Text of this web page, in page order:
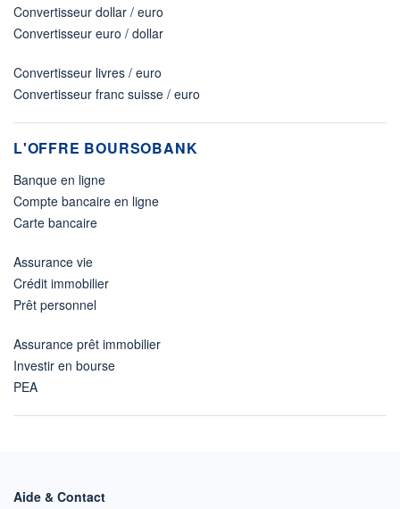
Convertisseur dollar / euro
Convertisseur euro / dollar
Convertisseur livres / euro
Convertisseur franc suisse / euro
L'OFFRE BOURSOBANK
Banque en ligne
Compte bancaire en ligne
Carte bancaire
Assurance vie
Crédit immobilier
Prêt personnel
Assurance prêt immobilier
Investir en bourse
PEA
Aide & Contact